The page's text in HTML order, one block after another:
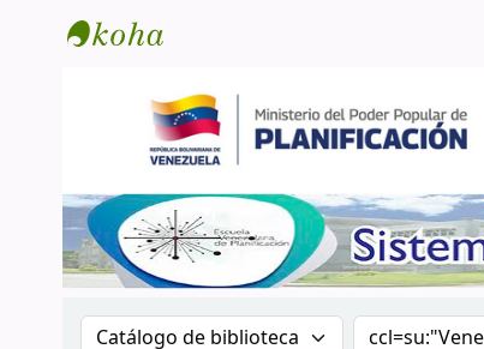
Buscar en el catálogo por:Buscar en